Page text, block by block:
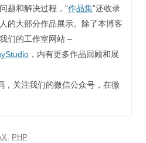
题和解决过程，“作品集”还收录
的大部分作品展示。除了本博客
们的工作室网站 –
，内有更多作品回顾和展
，关注我们的微信公众号，在微
, PHP